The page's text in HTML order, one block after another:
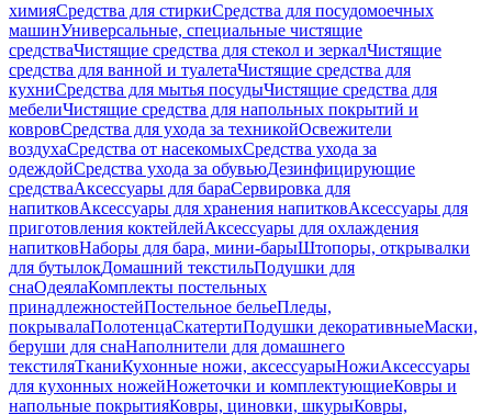
химияСредства для стиркиСредства для посудомоечных
машинУниверсальные, специальные чистящие
средстваЧистящие средства для стекол и зеркалЧистящие
средства для ванной и туалетаЧистящие средства для
кухниСредства для мытья посудыЧистящие средства для
мебелиЧистящие средства для напольных покрытий и
ковровСредства для ухода за техникойОсвежители
воздухаСредства от насекомыхСредства ухода за
одеждойСредства ухода за обувьюДезинфицирующие
средстваАксессуары для бараСервировка для
напитковАксессуары для хранения напитковАксессуары для
приготовления коктейлейАксессуары для охлаждения
напитковНаборы для бара, мини-барыШтопоры, открывалки
для бутылокДомашний текстильПодушки для
снаОдеялаКомплекты постельных
принадлежностейПостельное бельеПледы,
покрывалаПолотенцаСкатертиПодушки декоративныеМаски,
беруши для снаНаполнители для домашнего
текстиляТканиКухонные ножи, аксессуарыНожиАксессуары
для кухонных ножейНожеточки и комплектующиеКовры и
напольные покрытияКовры, циновки, шкурыКовры,